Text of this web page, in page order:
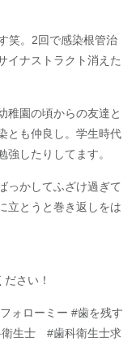
笑。2回で感染根管治
イナストラクト消えた
稚園の頃からの友達と
とも仲良し。学生時代
したりしてます。
っかしてふざけ過ぎて
立とうと巻き返しをは
ださい！
ォローミー #歯を残す
生士 #歯科衛生士求